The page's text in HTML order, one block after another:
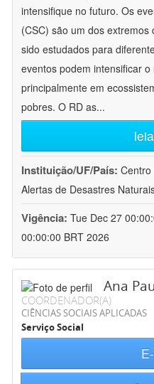
intensifique no futuro. Os
(CSC) são um dos
sido estudados para
eventos podem intensificar
principalmente em
pobres. O RD as...
Instituição/UF/País:
Alertas de Desastres
Vigência: Tue Dec 27
00:00:00 BRT 2026
Ana
COORDENADOR(A)
CIÊNCIAS SOCIAIS APLICADAS
Serviço Social